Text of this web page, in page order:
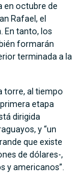
en octubre de
Rafael, el
En tanto, los
formarán
terminada a la
torre, al tiempo
etapa
dirigida
y “un
que existe
de dólares-,
y americanos”.